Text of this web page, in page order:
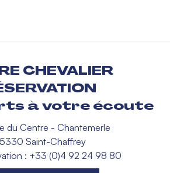
CHEVALIER
à votre écoute
du Centre - Chantemerle
Saint-Chaffrey
: +33 (0)4 92 24 98 80